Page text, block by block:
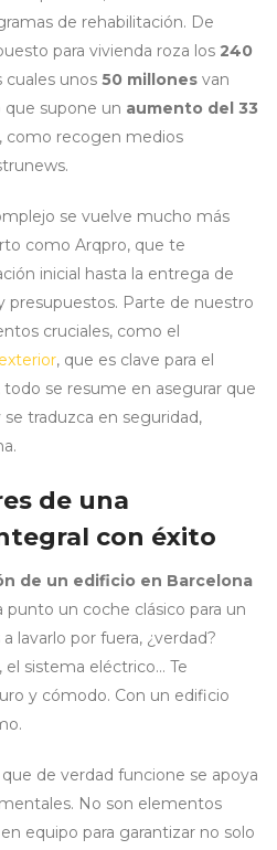
de rehabilitación. De
para vivienda roza los 240
cuales unos 50 millones van
que supone un aumento del 33
como recogen medios
se vuelve mucho más
como Arqpro, que te
inicial hasta la entrega de
presupuestos. Parte de nuestro
cruciales, como el
, que es clave para el
se resume en asegurar que
traduzca en seguridad,
de una
con éxito
de un edificio en Barcelona
un coche clásico para un
lavarlo por fuera, ¿verdad?
el sistema eléctrico… Te
y cómodo. Con un edificio
de verdad funcione se apoya
No son elementos
equipo para garantizar no solo